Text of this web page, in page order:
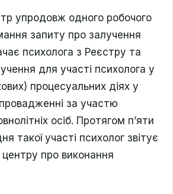
упродовж одного робочого
запиту про залучення
психолога з Реєстру та
для участі психолога у
процесуальних діях у
за участю
осіб. Протягом п’яти
такої участі психолог звітує
центру про виконання